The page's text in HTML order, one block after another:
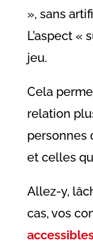
», sans
L’aspect «
jeu.
Cela
relation
personnes
et celles
Allez-y,
cas, vos